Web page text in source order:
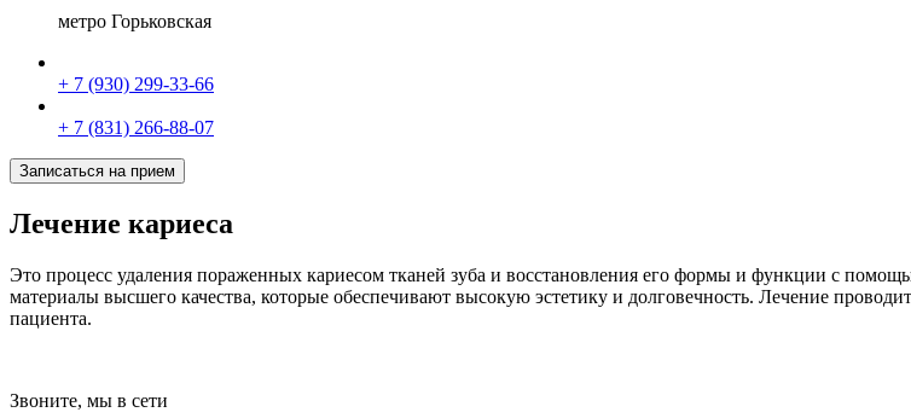
метро Горьковская
+ 7 (930) 299-33-66
+ 7 (831) 266-88-07
Записаться на прием
Лечение кариеса
Это процесс удаления пораженных кариесом тканей зуба и восстановления его формы и функции с
материалы высшего качества, которые обеспечивают высокую эстетику и долговечность. Лечение
пациента.
Звоните, мы в сети